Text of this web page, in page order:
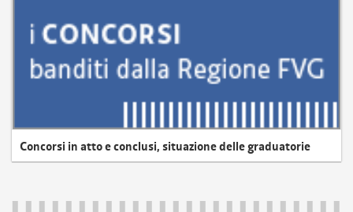
Concorsi in atto e conclusi, situazione delle graduatorie